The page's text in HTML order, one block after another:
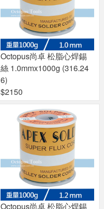
Octopus尚卓 松脂心焊錫
絲 1.0mmx1000g (316.24
6)
$2150
Octopus尚卓 松脂心焊錫